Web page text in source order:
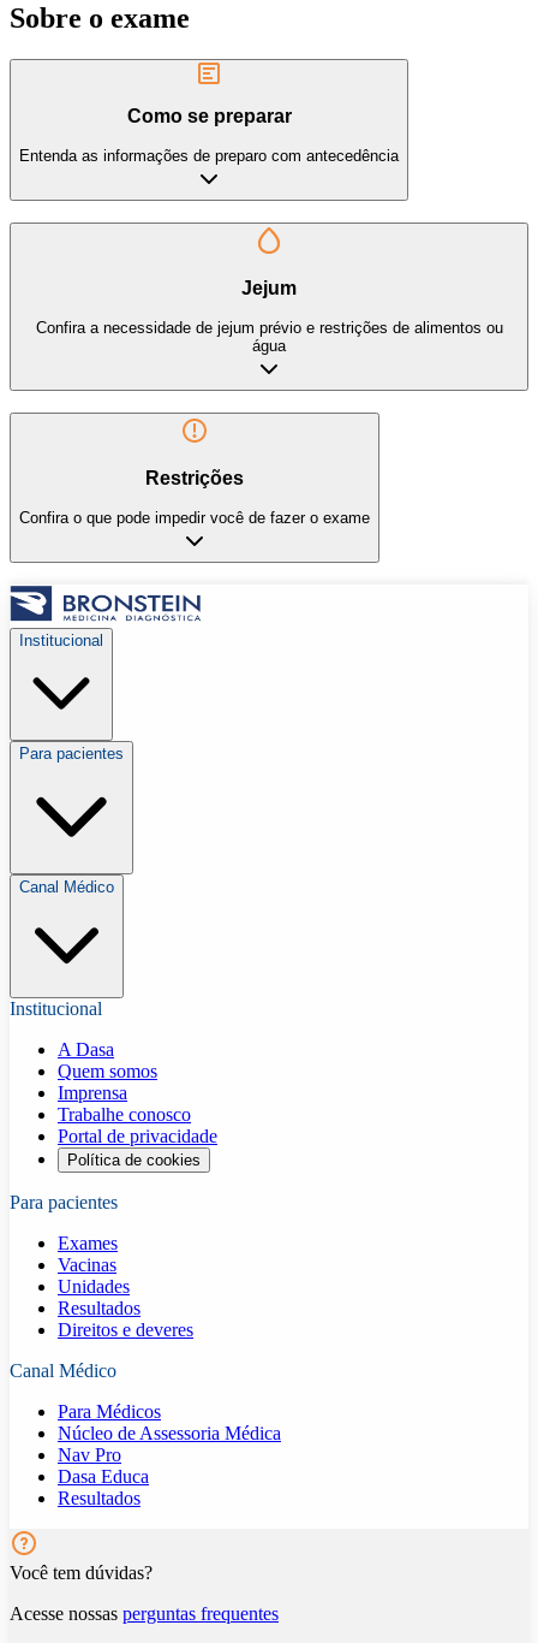
Sobre o exame
Como se preparar
Entenda as informações de preparo com antecedência
Jejum
Confira a necessidade de jejum prévio e restrições de alimentos ou
água
Restrições
Confira o que pode impedir você de fazer o exame
Institucional
Para pacientes
Canal Médico
Institucional
A Dasa
Quem somos
Imprensa
Trabalhe conosco
Portal de privacidade
Política de cookies
Para pacientes
Exames
Vacinas
Unidades
Resultados
Direitos e deveres
Canal Médico
Para Médicos
Núcleo de Assessoria Médica
Nav Pro
Dasa Educa
Resultados
Você tem dúvidas?
Acesse nossas perguntas frequentes